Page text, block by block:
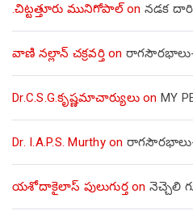
.చిట్టత్తూరు మునిగోపాల్on నడక
వాణి నల్లాన్ చక్రవర్తిon
Dr.C.S.G.కృష్ణమాచార్యులుon MY
Dr. I.A.P.S. Murthyon
యశోదాకైలాస్ పులుగుర్తon నెచ్చెలి